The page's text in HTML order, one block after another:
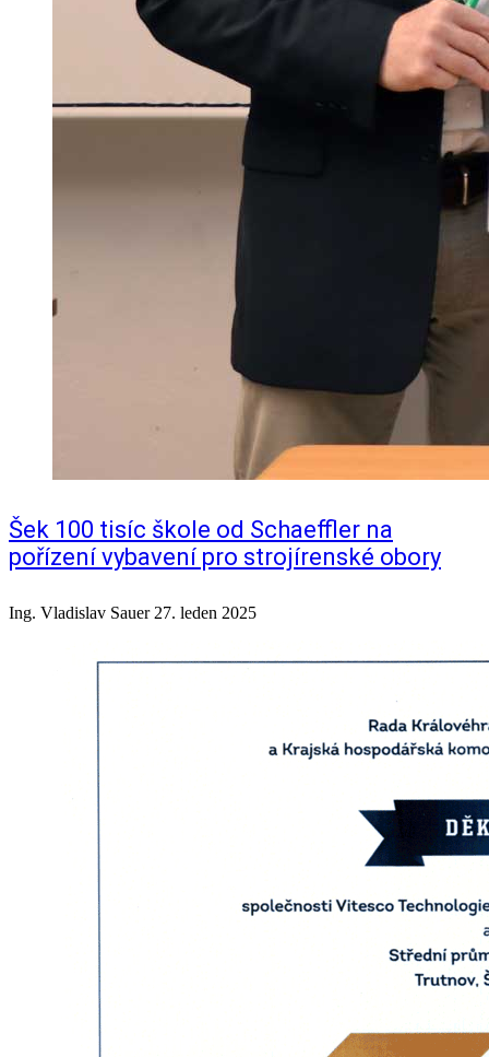
Šek 100 tisíc škole od Schaeffler na
pořízení vybavení pro strojírenské obory
Ing. Vladislav Sauer 27. leden 2025